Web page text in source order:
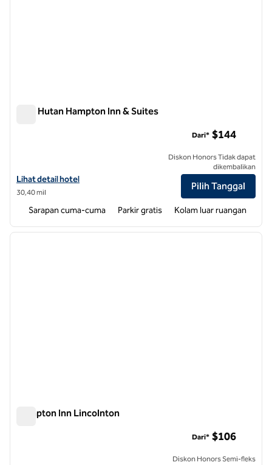
Kota Hutan Hampton Inn & Suites
Lihat detail hotel untuk Hampton Inn & Suites Forest City
Lihat detail hotel
30,40 mil
Dari* $144
Diskon Honors Tidak dapat
dikembalikan
Pilih Tanggal
Sarapan cuma-cuma Parkir gratis Kolam luar ruangan
1 dari 12
Hampton Inn Lincolnton
Dari* $106
Diskon Honors Semi-fleks